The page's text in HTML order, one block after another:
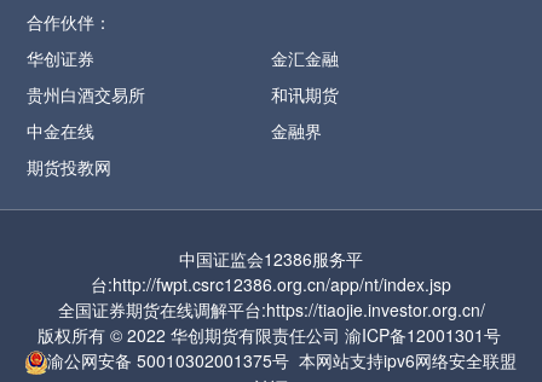
合作伙伴：
华创证券
金汇金融
贵州白酒交易所
和讯期货
中金在线
金融界
期货投教网
中国证监会12386服务平
台:http://fwpt.csrc12386.org.cn/app/nt/index.jsp
全国证券期货在线调解平台:https://tiaojie.investor.org.cn/
版权所有 © 2022 华创期货有限责任公司 渝ICP备12001301号
渝公网安备 50010302001375号 本网站支持ipv6网络安全联盟